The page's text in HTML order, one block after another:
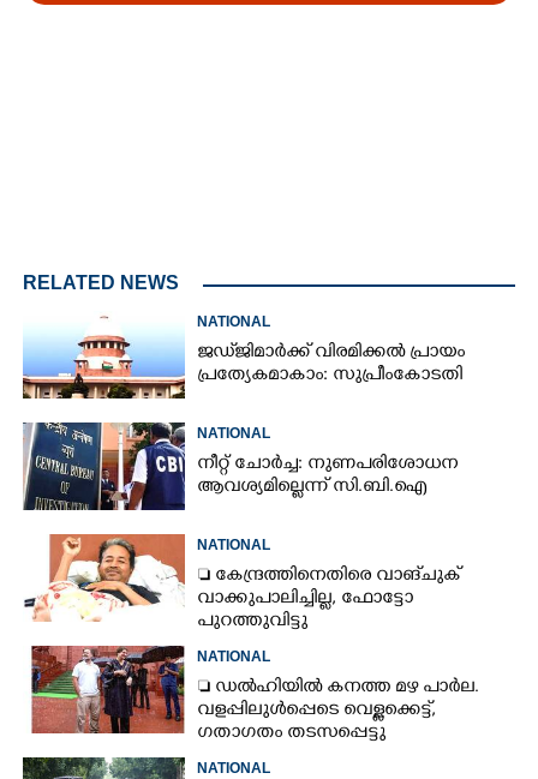
RELATED NEWS
NATIONAL
ജഡ്‌ജിമാർക്ക് വിരമിക്കൽ പ്രായം
പ്രത്യേകമാകാം: സുപ്രീംകോടതി
NATIONAL
നീറ്റ് ചോർച്ച: നുണപരിശോധന
ആവശ്യമില്ലെന്ന് സി.ബി.ഐ
NATIONAL
 കേന്ദ്രത്തിനെതിരെ വാങ്‌ചുക്
വാക്കുപാലിച്ചില്ല, ഫോട്ടോ
പുറത്തുവിട്ടു
NATIONAL
 ഡൽഹിയിൽ കനത്ത മഴ പാർല.
വളപ്പിലുൾപ്പെടെ വെള്ളക്കെട്ട്,
ഗതാഗതം തടസപ്പെട്ടു
NATIONAL